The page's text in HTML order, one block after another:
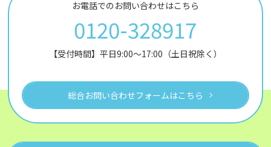
お電話でのお問い合わせはこちら
0120-328917
【受付時間】平日9:00～17:00（土日祝除く）
総合お問い合わせフォームはこちら